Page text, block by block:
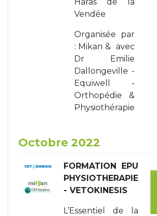
Vendée
Organisée par
: Mikan & avec
Dr Emilie
Dallongeville -
Equiwell -
Orthopédie &
Physiothérapie
Octobre 2022
FORMATION EPU
PHYSIOTHERAPIE
- VETOKINESIS
L’Essentiel de la